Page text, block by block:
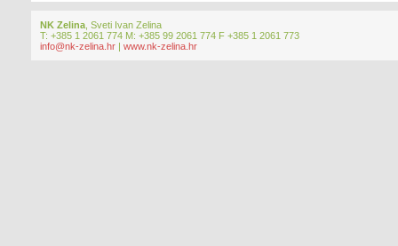
NK Zelina , Sveti Ivan Zelina
T: +385 1 2061 774 M: +385 99 2061 774 F +385 1 2061 773
info@nk-zelina.hr | www.nk-zelina.hr